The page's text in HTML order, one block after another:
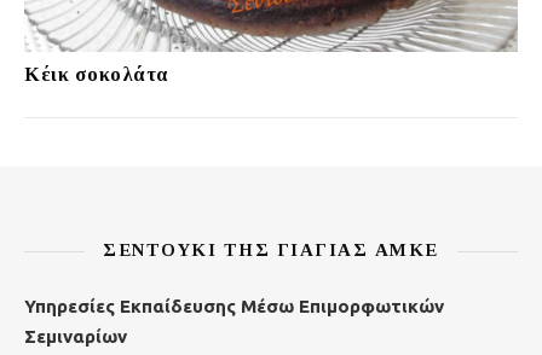
Κέικ σοκολάτα
ΣΕΝΤΟΎΚΙ ΤΗΣ ΓΙΑΓΙΆΣ ΑΜΚΕ
Υπηρεσίες Εκπαίδευσης Μέσω Επιμορφωτικών
Σεμιναρίων